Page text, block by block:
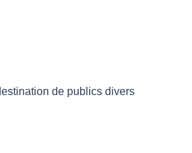
de publics divers